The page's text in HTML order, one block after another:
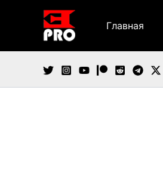
содержимому
Главная